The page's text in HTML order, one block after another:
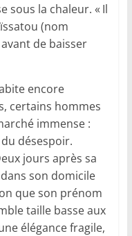
sous la chaleur. « Il
(nom
de baisser
encore
certains hommes
immense :
désespoir.
jours après sa
son domicile
que son prénom
taille basse aux
élégance fragile,